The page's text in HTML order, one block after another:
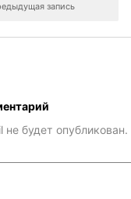
запись
будет опубликован.